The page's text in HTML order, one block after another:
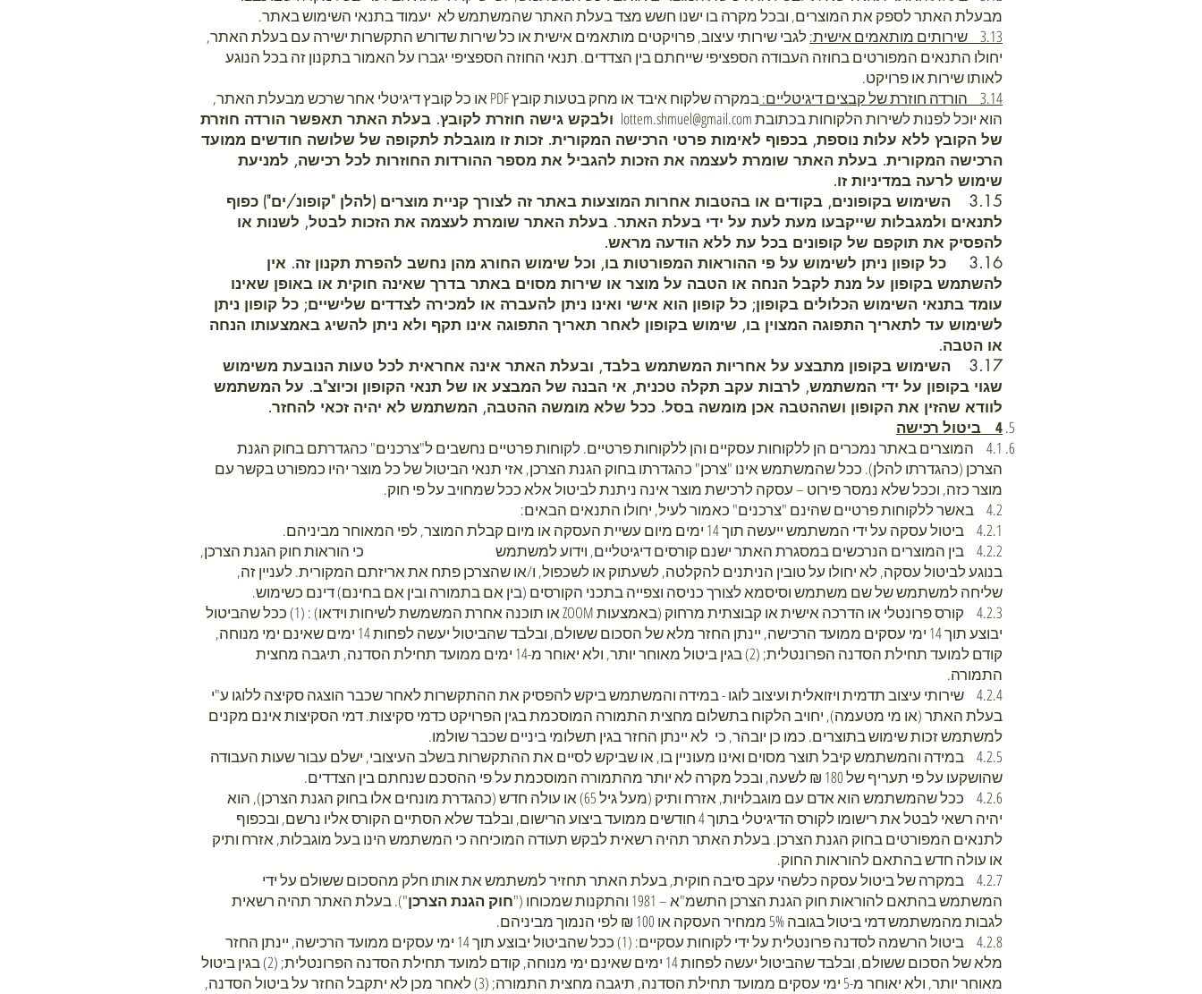
מבעלת האתר לספק את המוצרים, ובכל מקרה בו ישנו חשש מצד בעלת האתר שהמשתמש לא יעמוד בתנאי השימוש באתר.
3.13 שירותים מותאמים אישית:
לגבי שירותי עיצוב, פרויקטים מותאמים אישית או כל שירות שדורש התקשרות ישירה עם בעלת האתר,
יחולו התנאים המפורטים בחוזה העבודה הספציפי שייחתם בין הצדדים. תנאי החוזה הספציפי יגברו על האמור בתקנון זה בכל הנוגע
לאותו שירות או פרויקט.
3.14 הורדה חוזרת של קבצים דיגיטליים:
במקרה שלקוח איבד או מחק בטעות קובץ PDF או כל קובץ דיגיטלי אחר שרכש מבעלת האתר,
הוא יוכל לפנות לשירות הלקוחות בכתובתlottem.shmuel@gmail.com ולבקש גישה חוזרת לקובץ. בעלת האתר תאפשר הורדה חוזרת
של הקובץ ללא עלות נוספת, בכפוף לאימות פרטי הרכישה המקורית. זכות זו מוגבלת לתקופה של שלושה חודשים ממועד
הרכישה המקורית. בעלת האתר שומרת לעצמה את הזכות להגביל את מספר ההורדות החוזרות לכל רכישה, למניעת
שימוש לרעה במדיניות זו.
3.15 השימוש בקופונים, בקודים או בהטבות אחרות המוצעות באתר זה לצורך קניית מוצרים (להלן "קופונ/ים") כפוף
לתנאים ולמגבלות שייקבעו מעת לעת על ידי בעלת האתר. בעלת האתר שומרת לעצמה את הזכות לבטל, לשנות או
להפסיק את תוקפם של קופונים בכל עת ללא הודעה מראש.
3.16 כל קופון ניתן לשימוש על פי ההוראות המפורטות בו, וכל שימוש החורג מהן נחשב להפרת תקנון זה. אין
להשתמש בקופון על מנת לקבל הנחה או הטבה על מוצר או שירות מסוים באתר בדרך שאינה חוקית או באופן שאינו
עומד בתנאי השימוש הכלולים בקופון; כל קופון הוא אישי ואינו ניתן להעברה או למכירה לצדדים שלישיים; כל קופון ניתן
לשימוש עד לתאריך התפוגה המצוין בו, שימוש בקופון לאחר תאריך התפוגה אינו תקף ולא ניתן להשיג באמצעותו הנחה
או הטבה.
3.17 השימוש בקופון מתבצע על אחריות המשתמש בלבד, ובעלת האתר אינה אחראית לכל טעות הנובעת משימוש
שגוי בקופון על ידי המשתמש, לרבות עקב תקלה טכנית, אי הבנה של המבצע או של תנאי הקופון וכיוצ"ב. על המשתמש
לוודא שהזין את הקופון ושההטבה אכן מומשה בסל. ככל שלא מומשה ההטבה, המשתמש לא יהיה זכאי להחזר.
4 ביטול רכישה
4.1 המוצרים באתר נמכרים הן ללקוחות עסקיים והן ללקוחות פרטיים. לקוחות פרטיים נחשבים ל"צרכנים" כהגדרתם בחוק הגנת
הצרכן (כהגדרתו להלן). ככל שהמשתמש אינו "צרכן" כהגדרתו בחוק הגנת הצרכן, אזי תנאי הביטול של כל מוצר יהיו כמפורט בקשר עם
מוצר כזה, וככל שלא נמסר פירוט – עסקה לרכישת מוצר אינה ניתנת לביטול אלא ככל שמחויב על פי חוק.
4.2 באשר ללקוחות פרטיים שהינם "צרכנים" כאמור לעיל, יחולו התנאים הבאים:
4.2.1 ביטול עסקה על ידי המשתמש ייעשה תוך 14 ימים מיום עשיית העסקה או מיום קבלת המוצר, לפי המאוחר מביניהם.
4.2.2 בין המוצרים הנרכשים במסגרת האתר ישנם קורסים דיגיטליים, וידוע למשתמש כי הוראות חוק הגנת הצרכן,
בנוגע לביטול עסקה, לא יחולו על טובין הניתנים להקלטה, לשעתוק או לשכפול, ו/או שהצרכן פתח את אריזתם המקורית. לעניין זה,
שליחה למשתמש של שם משתמש וסיסמא לצורך כניסה וצפייה בתכני הקורסים (בין אם בתמורה ובין אם בחינם) דינם כשימוש.
4.2.3 קורס פרונטלי או הדרכה אישית או קבוצתית מרחוק (באמצעות ZOOM או תוכנה אחרת המשמשת לשיחות וידאו) : (1) ככל שהביטול
יבוצע תוך 14 ימי עסקים ממועד הרכישה, יינתן החזר מלא של הסכום ששולם, ובלבד שהביטול יעשה לפחות 14 ימים שאינם ימי מנוחה,
קודם למועד תחילת הסדנה הפרונטלית; (2) בגין ביטול מאוחר יותר, ולא יאוחר מ-14 ימים ממועד תחילת הסדנה, תיגבה מחצית
התמורה.
4.2.4 שירותי עיצוב תדמית ויזואלית ועיצוב לוגו - במידה והמשתמש ביקש להפסיק את ההתקשרות לאחר שכבר הוצגה סקיצה ללוגו ע"י
בעלת האתר (או מי מטעמה), יחויב הלקוח בתשלום מחצית התמורה המוסכמת בגין הפרויקט כדמי סקיצות. דמי הסקיצות אינם מקנים
למשתמש זכות שימוש בתוצרים. כמו כן יובהר, כי לא יינתן החזר בגין תשלומי ביניים שכבר שולמו.
4.2.5 במידה והמשתמש קיבל תוצר מסוים ואינו מעוניין בו, או שביקש לסיים את ההתקשרות בשלב העיצובי, ישלם עבור שעות העבודה
שהושקעו על פי תעריף של 180 ₪ לשעה, ובכל מקרה לא יותר מהתמורה המוסכמת על פי ההסכם שנחתם בין הצדדים.
4.2.6 ככל שהמשתמש הוא אדם עם מוגבלויות, אזרח ותיק (מעל גיל 65) או עולה חדש (כהגדרת מונחים אלו בחוק הגנת הצרכן), הוא
יהיה רשאי לבטל את רישומו לקורס הדיגיטלי בתוך 4 חודשים ממועד ביצוע הרישום, ובלבד שלא הסתיים הקורס אליו נרשם, ובכפוף
לתנאים המפורטים בחוק הגנת הצרכן. בעלת האתר תהיה רשאית לבקש תעודה המוכיחה כי המשתמש הינו בעל מוגבלות, אזרח ותיק
או עולה חדש בהתאם להוראות החוק.
4.2.7 במקרה של ביטול עסקה כלשהי עקב סיבה חוקית, בעלת האתר תחזיר למשתמש את אותו חלק מהסכום ששולם על ידי
המשתמש בהתאם להוראות חוק הגנת הצרכן התשמ"א – 1981 והתקנות שמכוחו ("
חוק הגנת הצרכן"). בעלת האתר תהיה רשאית
לגבות מהמשתמש דמי ביטול בגובה 5% ממחיר העסקה או 100 ₪ לפי הנמוך מביניהם.
4.2.8 ביטול הרשמה לסדנה פרונטלית על ידי לקוחות עסקיים: (1) ככל שהביטול יבוצע תוך 14 ימי עסקים ממועד הרכישה, יינתן החזר
מלא של הסכום ששולם, ובלבד שהביטול יעשה לפחות 14 ימים שאינם ימי מנוחה, קודם למועד תחילת הסדנה הפרונטלית; (2) בגין ביטול
מאוחר יותר, ולא יאוחר מ-5 ימי עסקים ממועד תחילת הסדנה, תיגבה מחצית התמורה; (3) לאחר מכן לא יתקבל החזר על ביטול הסדנה,